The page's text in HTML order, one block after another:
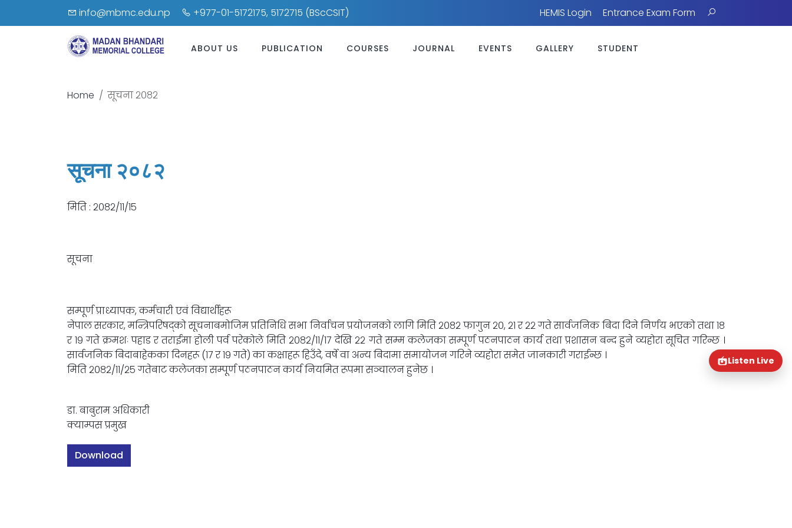
info@mbmc.edu.np +977-01-5172175, 5172715 (BScCSIT) HEMIS Login Entrance Exam Form
ABOUT US PUBLICATION COURSES JOURNAL EVENTS GALLERY STUDENT
Home सूचना २०८२
सूचना २०८२
मिति : २०८२/११/१५
सूचना
सम्पूर्ण प्राध्यापक, कर्मचारी एवं विद्यार्थीहरू
नेपाल सरकार, मन्त्रिपरिषद्को सूचनाबमोजिम प्रतिनिधि सभा निर्वाचन प्रयोजनको लागि मिति २०८२ फागुन २०, २१ र २२ गते सार्वजनिक बिदा दिने निर्णय भएको तथा १८
र १९ गते क्रमशः पहाड र तराईमा होली पर्व परेकोले मिति २०८२/११/१७ देखि २२ गते सम्म कलेजका सम्पूर्ण पठनपाठन कार्य तथा प्रशासन बन्द हुने व्यहोरा सूचित गरिन्छ ।
सार्वजनिक बिदाबाहेकका दिनहरू (१७ र १९ गते) का कक्षाहरू हिउँदे, वर्षे वा अन्य बिदामा समायोजन गरिने व्यहोरा समेत जानकारी गराईन्छ ।
मिति २०८२/११/२५ गतेबाट कलेजका सम्पूर्ण पठनपाठन कार्य नियमित रूपमा सञ्चालन हुनेछ ।
डा. बाबुराम अधिकारी
क्याम्पस प्रमुख
Download
Listen Live